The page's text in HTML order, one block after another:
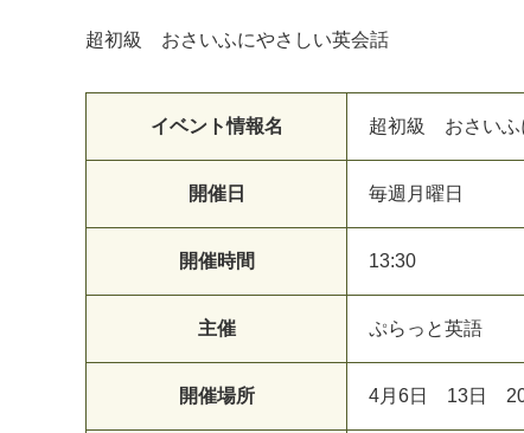
超初級 おさいふにやさしい英会話
イベント情報名 超初級 おさいふ
開催日 毎週月曜日
開催時間 13:30
主催 ぷらっと英語
開催場所 4月6日 13日 20